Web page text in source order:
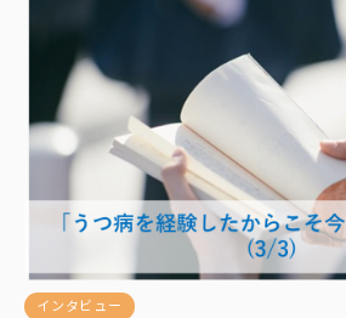
インタビュー